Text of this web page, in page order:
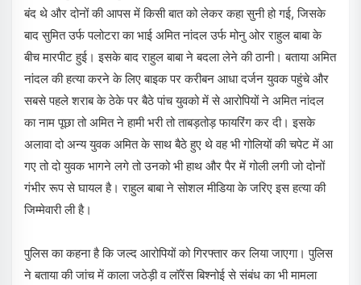
बंद थे और दोनों की आपस में किसी बात को लेकर कहा सुनी हो गई, जिसके
बाद सुमित उर्फ पलोटरा का भाई अमित नांदल उर्फ मोनु ओर राहुल बाबा के
बीच मारपीट हुई। इसके बाद राहुल बाबा ने बदला लेने की ठानी। बताया अमित
नांदल की हत्या करने के लिए बाइक पर करीबन आधा दर्जन युवक पहुंचे और
सबसे पहले शराब के ठेके पर बैठे पांच युवको में से आरोपियों ने अमित नांदल
का नाम पूछा तो अमित ने हामी भरी तो ताबड़तोड़ फायरिंग कर दी। इसके
अलावा दो अन्य युवक अमित के साथ बैठे हुए थे वह भी गोलियों की चपेट में आ
गए तो दो युवक भागने लगे तो उनको भी हाथ और पैर में गोली लगी जो दोनों
गंभीर रूप से घायल है। राहुल बाबा ने सोशल मीडिया के जरिए इस हत्या की
जिम्मेवारी ली है।
पुलिस का कहना है कि जल्द आरोपियों को गिरफ्तार कर लिया जाएगा। पुलिस
ने बताया की जांच में काला जठेड़ी व लॉरेंस बिश्नोई से संबंध का भी मामला